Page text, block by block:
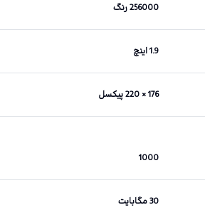
256000 رنگ
1.9 اینچ
176 × 220 پیکسل
1000
30 مگابایت